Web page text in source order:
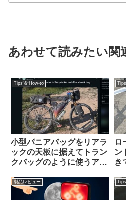
あわせて読みたい関
Tips & How-to
小型パニアバッグをリアラ
ックの天板に据えてトラン
クバッグのように使うアイ
ら）Ortlieb Gravel-Pack /
Quick-Rack
ロ
ン
き
製品レビュー